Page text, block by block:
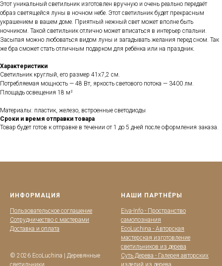
Этот уникальный светильник изготовлен вручную и очень реально передаёт
образ светящейся луны в ночном небе. Этот светильник будет прекрасным
украшением в вашем доме. Приятный нежный свет может вполне быть
ночником. Такой светильник отлично может вписаться в интерьер спальни.
Засыпая можно любоваться видом луны и загадывать желания перед сном. Так
же бра сможет стать отличным подарком для ребёнка или на праздник.
Характеристики
Светильник круглый, его размер 41x7,2 см.
Потребляемая мощность — 48 Вт, яркость светового потока — 3400 лм.
Площадь освещения 18 м²
Материалы: пластик, железо, встроенные светодиоды
Сроки и время отправки товара
Товар будет готов к отправке в течении от 1 до 5 дней после оформления заказа.
ИНФОРМАЦИЯ
Пользовательское соглашение
Сотрудничество с мастерами
Доставка и оплата
© 2026 EcoLuchina | Деревянные
НАШИ ПАРТНЁРЫ
Eiva-Info - Пространство
самопознания
EcoLuchina - Авторская
мастерская изготовление
светильников из дерева
Суть Дерева - Галерея авторских